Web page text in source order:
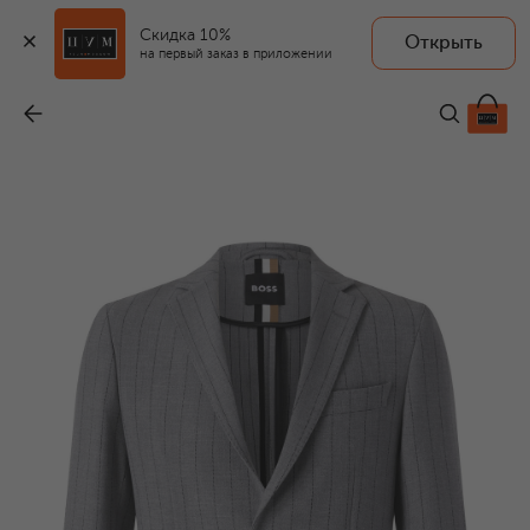
Скидка 10%
на первый заказ в приложении
Открыть
67 300 ₽